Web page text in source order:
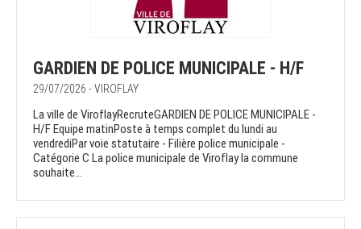
GARDIEN DE POLICE MUNICIPALE - H/F
29/07/2026 - VIROFLAY
La ville de ViroflayRecruteGARDIEN DE POLICE MUNICIPALE -
H/F Equipe matinPoste à temps complet du lundi au
vendrediPar voie statutaire - Filière police municipale -
Catégorie C La police municipale de Viroflay la commune
souhaite...